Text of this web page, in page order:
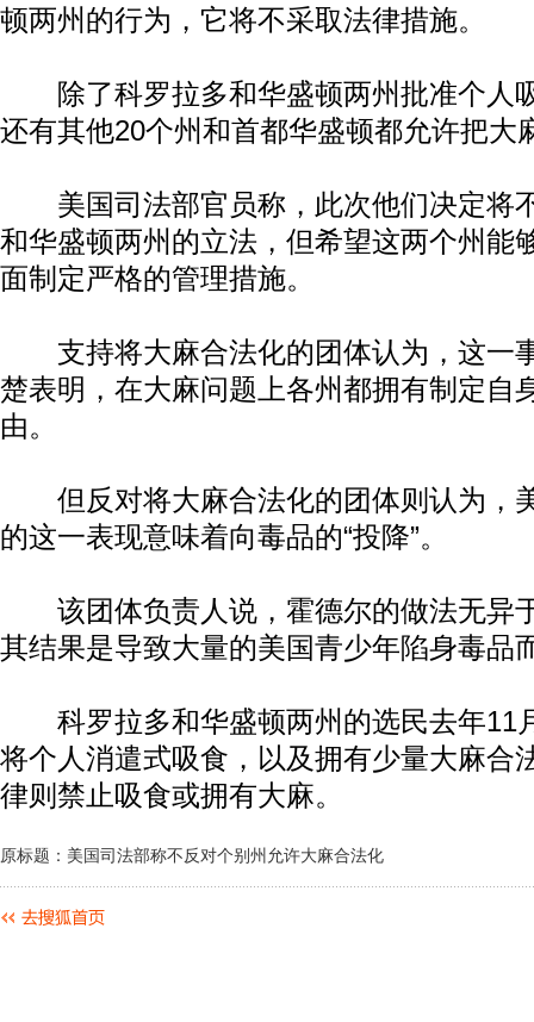
顿两州的行为，它将不采取法律措施。
除了科罗拉多和华盛顿两州批准个人
还有其他20个州和首都华盛顿都允许把大
美国司法部官员称，此次他们决定将
和华盛顿两州的立法，但希望这两个州能
面制定严格的管理措施。
支持将大麻合法化的团体认为，这一
楚表明，在大麻问题上各州都拥有制定自
由。
但反对将大麻合法化的团体则认为，
的这一表现意味着向毒品的“投降”。
该团体负责人说，霍德尔的做法无异
其结果是导致大量的美国青少年陷身毒品
科罗拉多和华盛顿两州的选民去年11
将个人消遣式吸食，以及拥有少量大麻合
律则禁止吸食或拥有大麻。
原标题：美国司法部称不反对个别州允许大麻合法化